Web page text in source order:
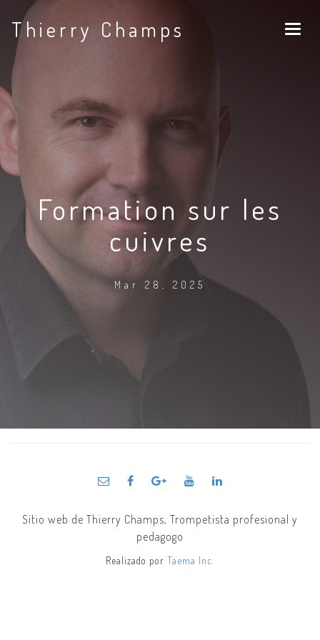
Thierry Champs
Formation sur les
cuivres
Mar 28, 2025
Sitio web de Thierry Champs, Trompetista profesional y
pedagogo
Realizado por Taema Inc.